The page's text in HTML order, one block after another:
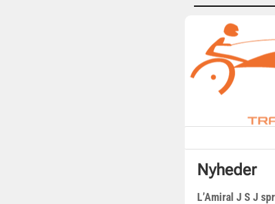
Nyheder
L’Amiral J S J